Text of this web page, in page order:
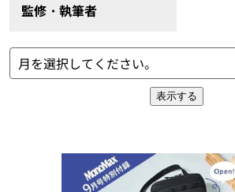
監修・執筆者
表示する